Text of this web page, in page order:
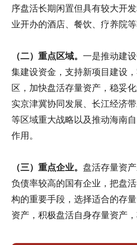
序盘活长期闲置但具有较大开
业开办的酒店、餐饮、疗养院等
（二）重点区域。 一是推动建
集建设资金，支持新项目建设
区，加快盘活存量资产，稳妥
实京津冀协同发展、长江经济
等区域重大战略以及推动海南
作用。
（三）重点企业。 盘活存量资
负债率较高的国有企业，把盘
构的重要手段，选择适合的存
资产，积极盘活自身存量资产